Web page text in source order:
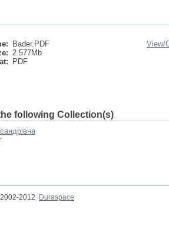
Bader.PDF
2.577Mb
PDF
View/
following Collection(s)
2012
Duraspace